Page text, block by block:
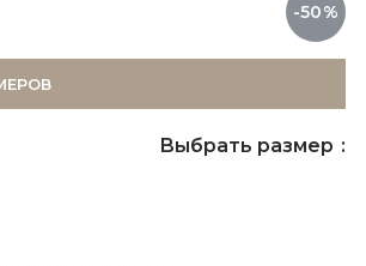
-50%
Выбрать размер